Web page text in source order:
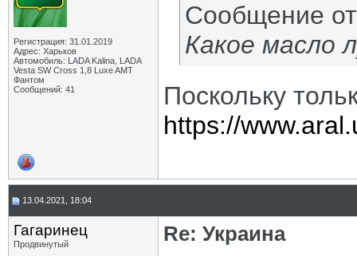
Регистрация: 31.01.2019
Адрес: Харьков
Автомобиль: LADA Kalina, LADA
Vesta SW Cross 1,8 Luxe AMT
Фантом
Сообщений: 41
Сообщение
Какое масло
Поскольку
https://
13.04.2021, 18:04
Гагаринец
Продвинутый Re: Украина